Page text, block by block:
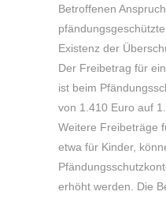
Betroffenen
Existenz der
Der Freibetrag für
ist beim
von 1.410 Euro auf
Weitere Freibeträge
etwa für Kinder,
erhöht werden. Die